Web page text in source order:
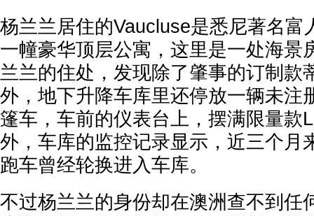
杨兰兰居住的Vaucluse是悉尼著名富
一幢豪华顶层公寓，这里是一处海景
兰兰的住处，发现除了肇事的订制款
外，地下升降车库里还停放一辆未注
篷车，车前的仪表台上，摆满限量款
外，车库的监控记录显示，近三个月
跑车曾经轮换进入车库。
不过杨兰兰的身份却在澳洲查不到任